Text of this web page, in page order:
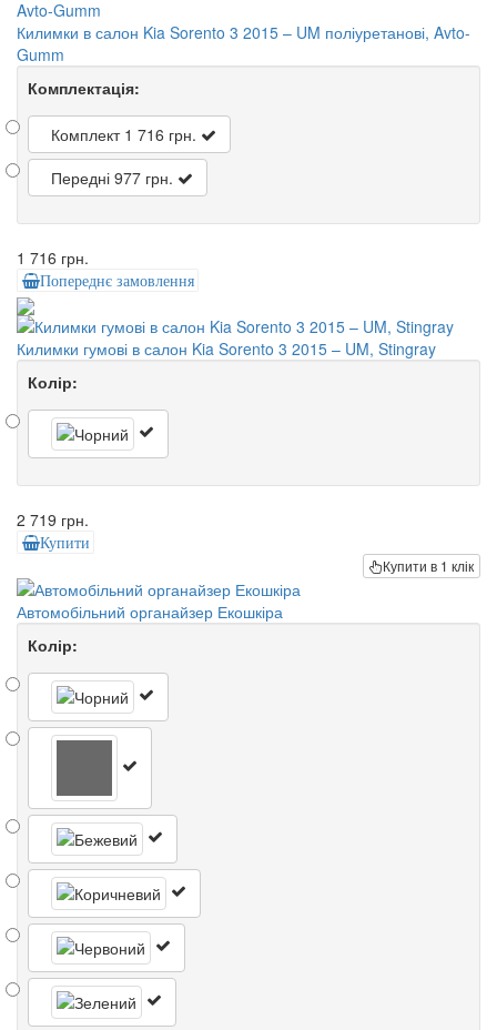
Килимки в салон Kia Sorento 3 2015 – UM поліуретанові, Avto-
Gumm
Комплектація:
Комплект 1 716 грн.
Передні 977 грн.
1 716 грн.
Попереднє замовлення
Килимки гумові в салон Kia Sorento 3 2015 – UM, Stingray
Колір:
2 719 грн.
Купити
Купити в 1 клік
Автомобільний органайзер Екошкіра
Колір: